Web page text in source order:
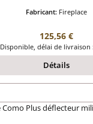
Fabricant: Fireplace
Prix régulier :
125,56 €
Disponible, délai de livraison
Détails